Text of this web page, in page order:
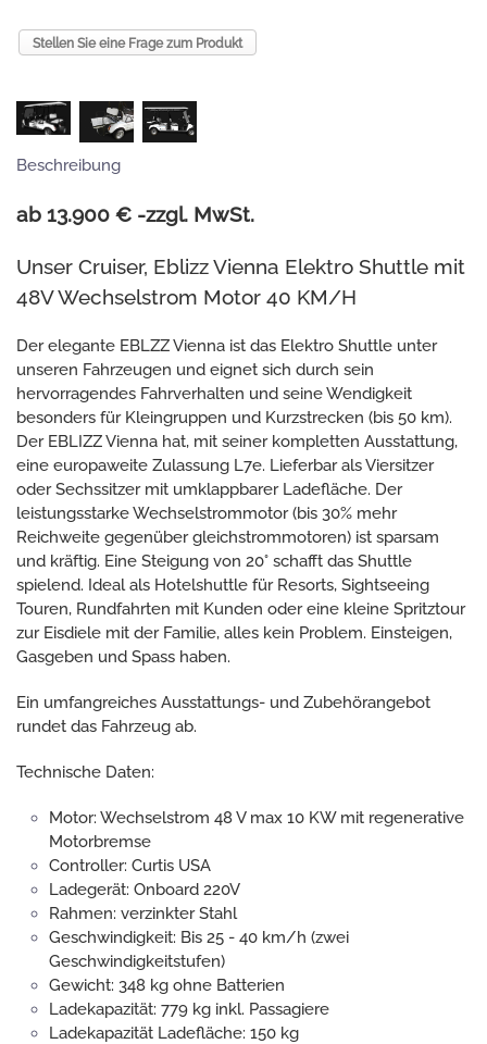
Stellen Sie eine Frage zum Produkt
Beschreibung
ab 13.900 € -zzgl. MwSt.
Unser Cruiser, Eblizz Vienna Elektro Shuttle mit
48V Wechselstrom Motor 40 KM/H
Der elegante EBLZZ Vienna ist das Elektro Shuttle unter
unseren Fahrzeugen und eignet sich durch sein
hervorragendes Fahrverhalten und seine Wendigkeit
besonders für Kleingruppen und Kurzstrecken (bis 50 km).
Der EBLIZZ Vienna hat, mit seiner kompletten Ausstattung,
eine europaweite Zulassung L7e. Lieferbar als Viersitzer
oder Sechssitzer mit umklappbarer Ladefläche. Der
leistungsstarke Wechselstrommotor (bis 30% mehr
Reichweite gegenüber gleichstrommotoren) ist sparsam
und kräftig. Eine Steigung von 20° schafft das Shuttle
spielend. Ideal als Hotelshuttle für Resorts, Sightseeing
Touren, Rundfahrten mit Kunden oder eine kleine Spritztour
zur Eisdiele mit der Familie, alles kein Problem. Einsteigen,
Gasgeben und Spass haben.
Ein umfangreiches Ausstattungs- und Zubehörangebot
rundet das Fahrzeug ab.
Technische Daten:
Motor: Wechselstrom 48 V max 10 KW mit regenerative
Motorbremse
Controller: Curtis USA
Ladegerät: Onboard 220V
Rahmen: verzinkter Stahl
Geschwindigkeit: Bis 25 - 40 km/h (zwei
Geschwindigkeitstufen)
Gewicht: 348 kg ohne Batterien
Ladekapazität: 779 kg inkl. Passagiere
Ladekapazität Ladefläche: 150 kg